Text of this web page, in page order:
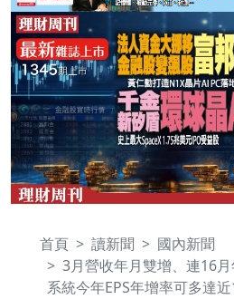
首頁 讀新聞
國內新聞
3月營收年月雙增、連16
系統今年EPS年增率可多達近